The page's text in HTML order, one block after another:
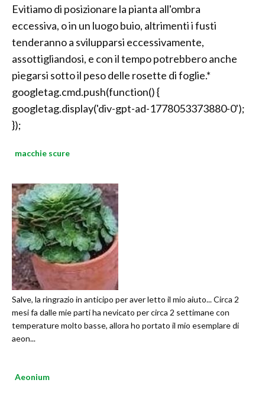
Evitiamo di posizionare la pianta all'ombra
eccessiva, o in un luogo buio, altrimenti i fusti
tenderanno a svilupparsi eccessivamente,
assottigliandosi, e con il tempo potrebbero anche
piegarsi sotto il peso delle rosette di foglie.*
googletag.cmd.push(function() {
googletag.display('div-gpt-ad-1778053373880-0');
});
macchie scure
Salve, la ringrazio in anticipo per aver letto il mio aiuto... Circa 2
mesi fa dalle mie parti ha nevicato per circa 2 settimane con
temperature molto basse, allora ho portato il mio esemplare di
aeon...
Aeonium